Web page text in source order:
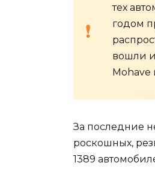
тех
годом
вошли и
Mohave
За последние
роскошных,
1389